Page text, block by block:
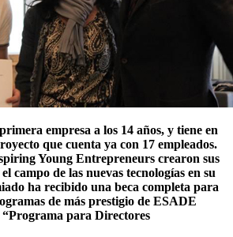
empresa a los 14 años, y tiene en
que cuenta ya con 17 empleados.
Young Entrepreneurs crearon sus
campo de las nuevas tecnologías en su
ha recibido una beca completa para
de más prestigio de ESADE
para Directores